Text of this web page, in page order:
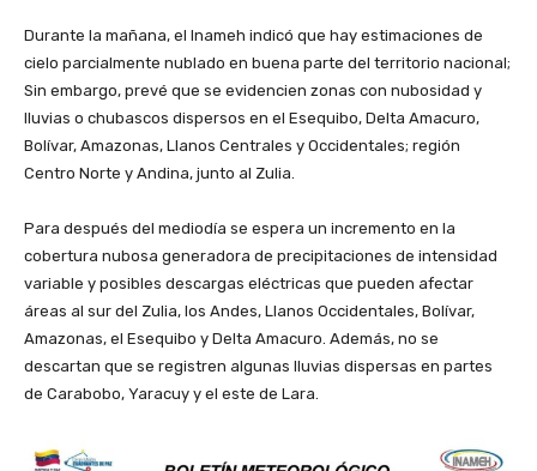
‎Durante la mañana, el Inameh indicó que hay estimaciones de
cielo parcialmente nublado en buena parte del territorio nacional;
Sin embargo, prevé que se evidencien zonas con nubosidad y
lluvias o chubascos dispersos en el Esequibo, Delta Amacuro,
Bolívar, Amazonas, Llanos Centrales y Occidentales; región
Centro Norte y Andina, junto al Zulia.
‎Para después del mediodía se espera un incremento en la
cobertura nubosa generadora de precipitaciones de intensidad
variable y posibles descargas eléctricas que pueden afectar
áreas al sur del Zulia, los Andes, Llanos Occidentales, Bolívar,
Amazonas, el Esequibo y Delta Amacuro. Además, no se
descartan que se registren algunas lluvias dispersas en partes
de Carabobo, Yaracuy y el este de Lara.